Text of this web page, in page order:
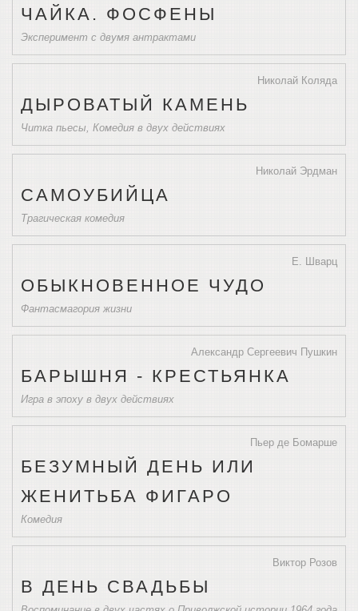
ЧАЙКА. ФОСФЕНЫ
Эксперимент с двумя антрактами
Николай Коляда
ДЫРОВАТЫЙ КАМЕНЬ
Читка пьесы, Комедия в двух действиях
Николай Эрдман
САМОУБИЙЦА
Трагическая комедия
Е. Шварц
ОБЫКНОВЕННОЕ ЧУДО
Фантасмагория жизни
Александр Сергеевич Пушкин
БАРЫШНЯ - КРЕСТЬЯНКА
Игра в эпоху в двух действиях
Пьер де Бомарше
БЕЗУМНЫЙ ДЕНЬ ИЛИ
ЖЕНИТЬБА ФИГАРО
Комедия
Виктор Розов
В ДЕНЬ СВАДЬБЫ